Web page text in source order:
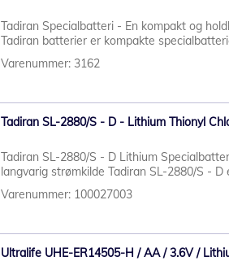
Tadiran Specialbatteri - En kompakt og
Tadiran batterier er kompakte
Varenummer: 3162
Tadiran SL-2880/S - D - Lithium Thionyl
Tadiran SL-2880/S - D Lithium
langvarig strømkilde Tadiran SL-2880/S - D
Varenummer: 100027003
Ultralife UHE-ER14505-H / AA / 3.6V /